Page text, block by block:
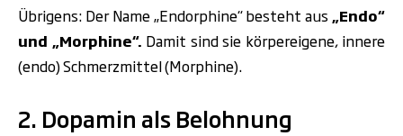
Übrigens: Der Name „Endorphine“ besteht aus „Endo“
und „Morphine“. Damit sind sie körpereigene, innere
(endo) Schmerzmittel (Morphine).
2. Dopamin als Belohnung